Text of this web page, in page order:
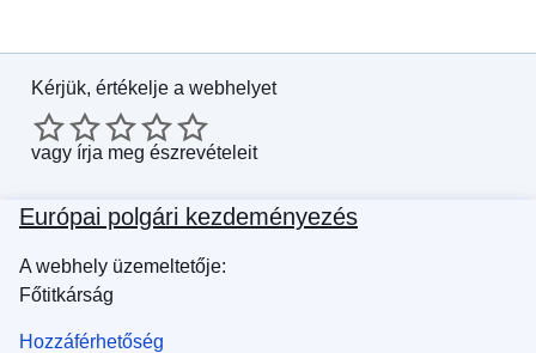
Kérjük, értékelje a webhelyet
vagy írja meg észrevételeit
Európai polgári kezdeményezés
A webhely üzemeltetője:
Főtitkárság
Hozzáférhetőség